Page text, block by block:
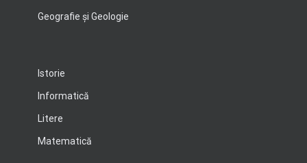
Geografie şi Geologie
Istorie
Informatică
Litere
Matematică